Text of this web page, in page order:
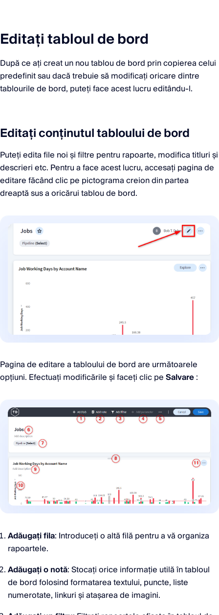
Editați tabloul de bord
După ce ați creat un nou tablou de bord prin copierea celui
predefinit sau dacă trebuie să modificați oricare dintre
tablourile de bord, puteți face acest lucru editându-l.
Editați conținutul tabloului de bord
Puteți edita file noi și filtre pentru rapoarte, modifica titluri și
descrieri etc. Pentru a face acest lucru, accesați pagina de
editare făcând clic pe pictograma creion din partea
dreaptă sus a oricărui tablou de bord.
Pagina de editare a tabloului de bord are următoarele
opțiuni. Efectuați modificările și faceți clic peSalvare:
Adăugați fila: Introduceți o altă filă pentru a vă organiza
rapoartele.
Adăugați o notă: Stocați orice informație utilă în tabloul
de bord folosind formatarea textului, puncte, liste
numerotate, linkuri și atașarea de imagini.